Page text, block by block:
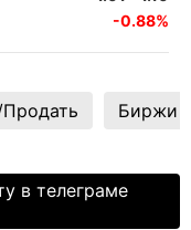
-0.88%
Продать Биржи
в телеграме